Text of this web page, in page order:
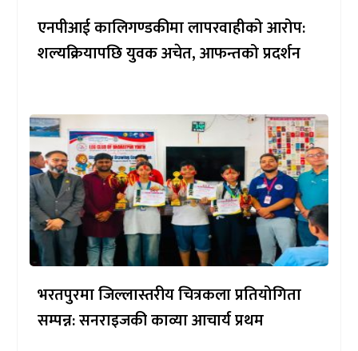
एनपीआई कालिगण्डकीमा लापरवाहीको आरोप:
शल्यक्रियापछि युवक अचेत, आफन्तको प्रदर्शन
भरतपुरमा जिल्लास्तरीय चित्रकला प्रतियोगिता
सम्पन्न: सनराइजकी काव्या आचार्य प्रथम